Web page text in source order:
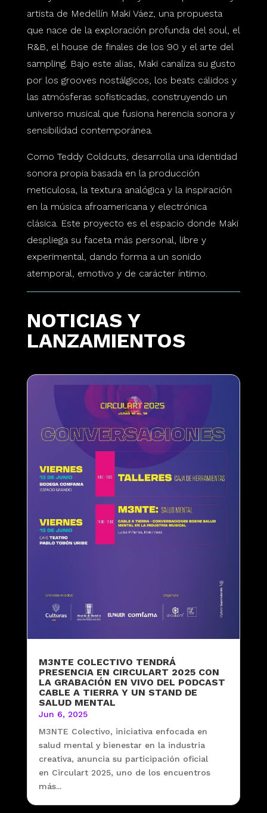
artista de Medellín Maki Váez, una propuesta
que nace de la exploración profunda del soul, el
R&B, el house de finales de los 90 y el arte del
sampling. Bajo este alias, Maki canaliza su gusto
por los grooves nostálgicos, los beats cálidos y
las atmósferas sofisticadas, construyendo un
universo musical que fusiona herencia sonora y
sensibilidad contemporánea.
Como Teddy Coldcuts, desarrolla una identidad
sonora propia basada en la producción
meticulosa, la textura analógica y la inspiración
en la música afroamericana y electrónica
clásica. Este proyecto es el espacio donde Maki
despliega su faceta más personal, libre y
experimental, dando forma a un sonido
atemporal, emotivo y de carácter íntimo.
NOTICIAS Y
LANZAMIENTOS
M3NTE COLECTIVO TENDRÁ
PRESENCIA EN CIRCULART 2025 CON
LA GRABACIÓN EN VIVO DEL PODCAST
CABLE A TIERRA Y UN STAND DE
SALUD MENTAL
Jun 6, 2025
M3NTE Colectivo, iniciativa enfocada en
salud mental y bienestar en la industria
creativa, anuncia su participación oficial
en Circulart 2025, uno de los encuentros
más...